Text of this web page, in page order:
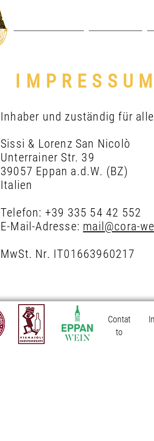
IMPRESSUM
Inhaber und zuständig für
Sissi & Lorenz San Nicolò
Unterrainer Str. 39
39057 Eppan a.d.W. (BZ)
Italien
Telefon: +39 335 54 42 552
E-Mail-Adresse: mail@cora-
MwSt. Nr. IT01663960217
Contat
to